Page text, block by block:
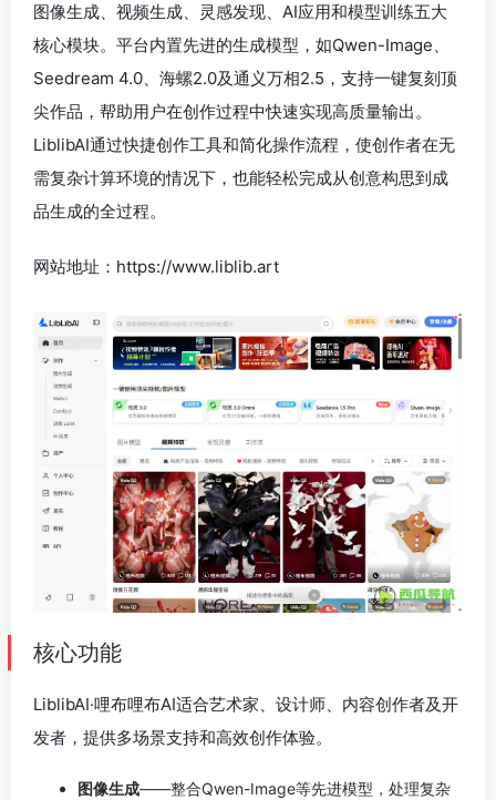
图像生成、视频生成、灵感发现、AI应用和模型训练五大
核心模块。平台内置先进的生成模型，如Qwen-Image、
Seedream 4.0、海螺2.0及通义万相2.5，支持一键复刻顶
尖作品，帮助用户在创作过程中快速实现高质量输出。
LiblibAI通过快捷创作工具和简化操作流程，使创作者在无
需复杂计算环境的情况下，也能轻松完成从创意构思到成
品生成的全过程。
网站地址：https://www.liblib.art
核心功能
LiblibAI·哩布哩布AI适合艺术家、设计师、内容创作者及开
发者，提供多场景支持和高效创作体验。
图像生成——整合Qwen-Image等先进模型，处理复杂